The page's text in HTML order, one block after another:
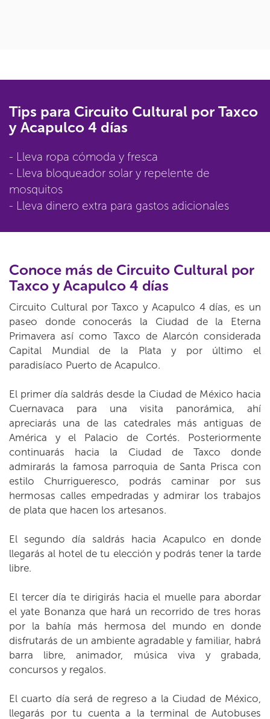
Tips para Circuito Cultural por Taxco
y Acapulco 4 días
- Lleva ropa cómoda y fresca
- Lleva bloqueador solar y repelente de
mosquitos
- Lleva dinero extra para gastos adicionales
Conoce más de Circuito Cultural por
Taxco y Acapulco 4 días
Circuito Cultural por Taxco y Acapulco 4 días, es un
paseo donde conocerás la Ciudad de la Eterna
Primavera así como Taxco de Alarcón considerada
Capital Mundial de la Plata y por último el
paradisíaco Puerto de Acapulco.
El primer día saldrás desde la Ciudad de México hacia
Cuernavaca para una visita panorámica, ahí
apreciarás una de las catedrales más antiguas de
América y el Palacio de Cortés. Posteriormente
continuarás hacia la Ciudad de Taxco donde
admirarás la famosa parroquia de Santa Prisca con
estilo Churrigueresco, podrás caminar por sus
hermosas calles empedradas y admirar los trabajos
de plata que hacen los artesanos.
El segundo día saldrás hacia Acapulco en donde
llegarás al hotel de tu elección y podrás tener la tarde
libre.
El tercer día te dirigirás hacia el muelle para abordar
el yate Bonanza que hará un recorrido de tres horas
por la bahía más hermosa del mundo en donde
disfrutarás de un ambiente agradable y familiar, habrá
barra libre, animador, música viva y grabada,
concursos y regalos.
El cuarto día será de regreso a la Ciudad de México,
llegarás por tu cuenta a la terminal de Autobuses